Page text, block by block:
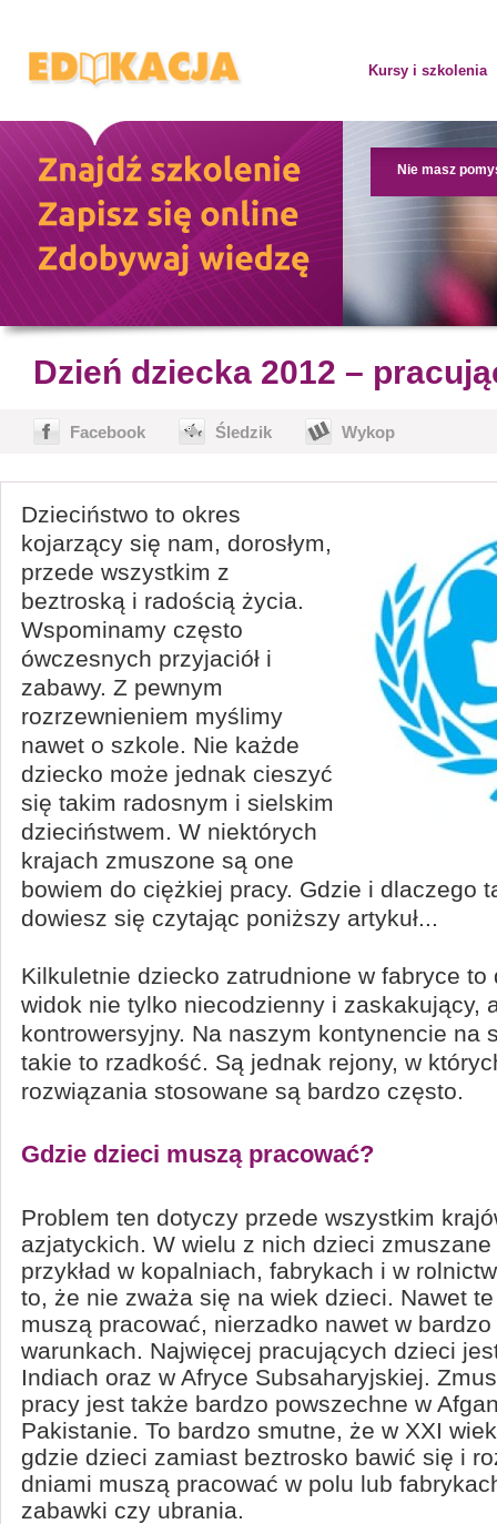
Kursy i szkolenia
Nie masz
Dzień dziecka 2012 –
Facebook Śledzik Wykop
Dzieciństwo to okres
kojarzący się nam, dorosłym,
przede wszystkim z
beztroską i radością życia.
Wspominamy często
ówczesnych przyjaciół i
zabawy. Z pewnym
rozrzewnieniem myślimy
nawet o szkole. Nie każde
dziecko może jednak cieszyć
się takim radosnym i sielskim
dzieciństwem. W niektórych
krajach zmuszone są one
bowiem do ciężkiej pracy. Gdzie i dlaczego
dowiesz się czytając poniższy artykuł...
Kilkuletnie dziecko zatrudnione w fabryce to
widok nie tylko niecodzienny i zaskakujący,
kontrowersyjny. Na naszym kontynencie na
takie to rzadkość. Są jednak rejony, w
rozwiązania stosowane są bardzo często.
Gdzie dzieci muszą pracować?
Problem ten dotyczy przede wszystkim
azjatyckich. W wielu z nich dzieci
przykład w kopalniach, fabrykach i w
to, że nie zważa się na wiek dzieci. Nawet te
muszą pracować, nierzadko nawet w
warunkach. Najwięcej pracujących dzieci
Indiach oraz w Afryce Subsaharyjskiej.
pracy jest także bardzo powszechne w
Pakistanie. To bardzo smutne, że w XXI
gdzie dzieci zamiast beztrosko bawić się i
dniami muszą pracować w polu lub
zabawki czy ubrania.